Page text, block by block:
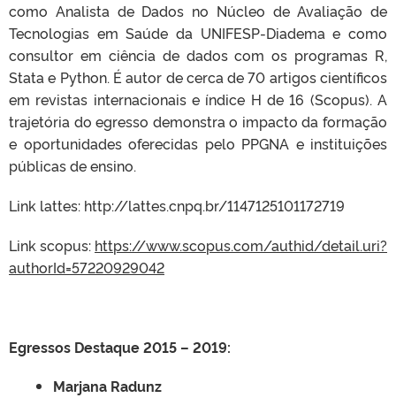
como Analista de Dados no Núcleo de Avaliação de
Tecnologias em Saúde da UNIFESP-Diadema e como
consultor em ciência de dados com os programas R,
Stata e Python. É autor de cerca de 70 artigos científicos
em revistas internacionais e índice H de 16 (Scopus). A
trajetória do egresso demonstra o impacto da formação
e oportunidades oferecidas pelo PPGNA e instituições
públicas de ensino.
Link lattes: http://lattes.cnpq.br/1147125101172719
Link scopus: https://www.scopus.com/authid/detail.uri?
authorId=57220929042
Egressos Destaque 2015 – 2019:
Marjana Radunz